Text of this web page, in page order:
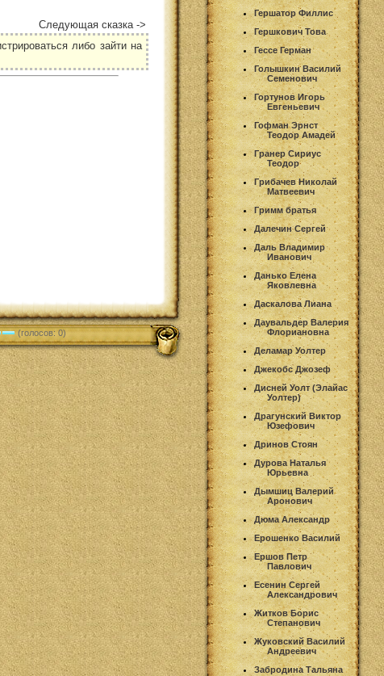
Следующая сказка ->
либо зайти на
(голосов: 0)
Гершатор Филлис
Гершкович Това
Гессе Герман
Голышкин Василий
Семенович
Гортунов Игорь
Евгеньевич
Гофман Эрнст
Теодор Амадей
Гранер Сириус
Теодор
Грибачев Николай
Матвеевич
Гримм братья
Далечин Сергей
Даль Владимир
Иванович
Данько Елена
Яковлевна
Даскалова Лиана
Даувальдер Валерия
Флориановна
Деламар Уолтер
Джекобс Джозеф
Дисней Уолт (Элайас
Уолтер)
Драгунский Виктор
Юзефович
Дринов Стоян
Дурова Наталья
Юрьевна
Дымшиц Валерий
Аронович
Дюма Александр
Ерошенко Василий
Ершов Петр
Павлович
Есенин Сергей
Александрович
Житков Борис
Степанович
Жуковский Василий
Андреевич
Забродина Тальяна